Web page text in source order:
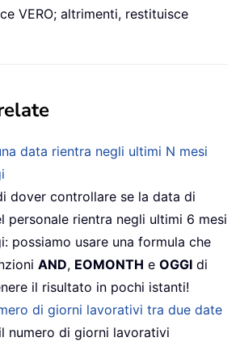
VERO; altrimenti, restituisce
data rientra negli ultimi N mesi
dover controllare se la data di
personale rientra negli ultimi 6 mesi
possiamo usare una formula che
AND, EOMONTH e OGGI di
il risultato in pochi istanti!
di giorni lavorativi tra due date
numero di giorni lavorativi